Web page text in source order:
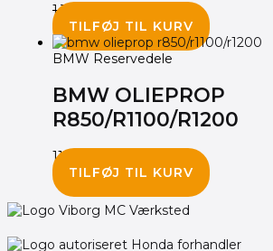
1,355.00
TILFØJ TIL KURV
BMW Reservedele
BMW OLIEPROP
R850/R1100/R1200
110.00
TILFØJ TIL KURV